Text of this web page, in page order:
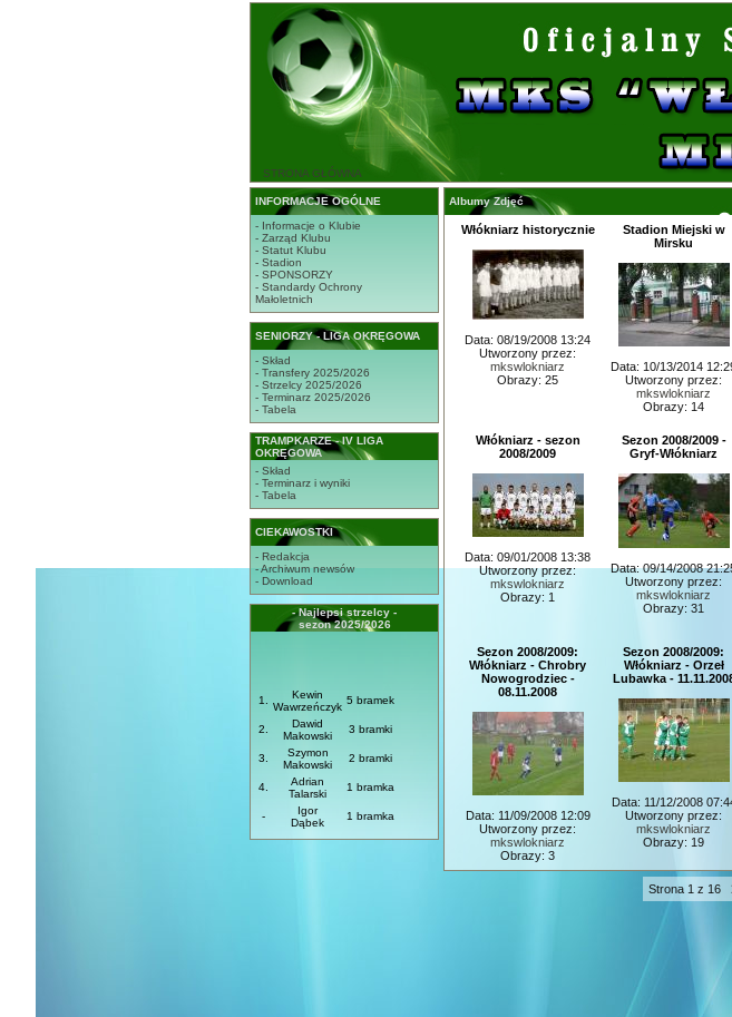
STRONA GŁÓWNA
INFORMACJE OGÓLNE
- Informacje o Klubie
- Zarząd Klubu
- Statut Klubu
- Stadion
- SPONSORZY
- Standardy Ochrony
Małoletnich
SENIORZY - LIGA OKRĘGOWA
- Skład
- Transfery 2025/2026
- Strzelcy 2025/2026
- Terminarz 2025/2026
- Tabela
TRAMPKARZE - IV LIGA
OKRĘGOWA
- Skład
- Terminarz i wyniki
- Tabela
CIEKAWOSTKI
- Redakcja
- Archiwum newsów
- Download
- Najlepsi strzelcy -
sezon 2025/2026
1.
Kewin
Wawrzeńczyk
5 bramek
2.
Dawid
Makowski
3 bramki
3.
Szymon
Makowski
2 bramki
4.
Adrian
Talarski
1 bramka
-
Igor
Dąbek
1 bramka
Albumy Zdjęć
Włókniarz historycznie
Data: 08/19/2008 13:24
Utworzony przez:
mkswlokniarz
Obrazy: 25
Stadion Miejski w
Mirsku
Data: 10/13/2014
Utworzony przez:
mkswlokniarz
Obrazy: 14
Włókniarz - sezon
2008/2009
Data: 09/01/2008 13:38
Utworzony przez:
mkswlokniarz
Obrazy: 1
Sezon 2008/2009 -
Gryf-Włókniarz
Data: 09/14/2008
Utworzony przez:
mkswlokniarz
Obrazy: 31
Sezon 2008/2009:
Włókniarz - Chrobry
Nowogrodziec -
08.11.2008
Data: 11/09/2008 12:09
Utworzony przez:
mkswlokniarz
Obrazy: 3
Sezon 2008/2009:
Włókniarz - Orzeł
Lubawka -
Data: 11/12/2008
Utworzony przez:
mkswlokniarz
Obrazy: 19
Strona 1 z 16